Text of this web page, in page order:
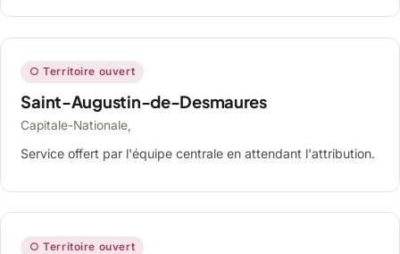
○ Territoire ouvert
Saint-Augustin-de-Desmaures
Capitale-Nationale,
Service offert par l'équipe centrale en attendant l'attribution.
○ Territoire ouvert